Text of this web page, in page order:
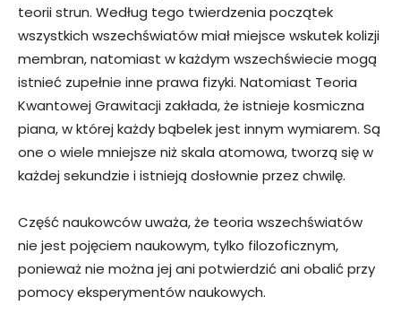
teorii strun. Według tego twierdzenia początek
wszystkich wszechświatów miał miejsce wskutek kolizji
membran, natomiast w każdym wszechświecie mogą
istnieć zupełnie inne prawa fizyki. Natomiast Teoria
Kwantowej Grawitacji zakłada, że istnieje kosmiczna
piana, w której każdy bąbelek jest innym wymiarem. Są
one o wiele mniejsze niż skala atomowa, tworzą się w
każdej sekundzie i istnieją dosłownie przez chwilę.
Część naukowców uważa, że teoria wszechświatów
nie jest pojęciem naukowym, tylko filozoficznym,
ponieważ nie można jej ani potwierdzić ani obalić przy
pomocy eksperymentów naukowych.